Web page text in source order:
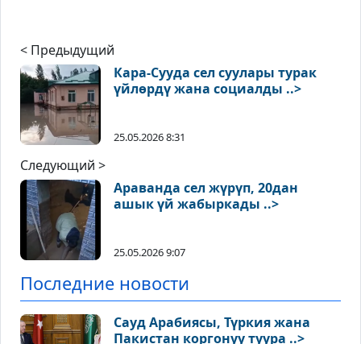
< Предыдущий
Кара-Сууда сел суулары турак
үйлөрдү жана социалды ..>
25.05.2026 8:31
Следующий >
Араванда сел жүрүп, 20дан
ашык үй жабыркады ..>
25.05.2026 9:07
Последние новости
Сауд Арабиясы, Түркия жана
Пакистан коргонуу туура ..>